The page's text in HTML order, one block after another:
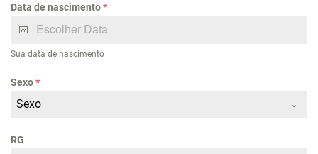
Data de nascimento*
Sua data de nascimento
Sexo*
Sexo
RG